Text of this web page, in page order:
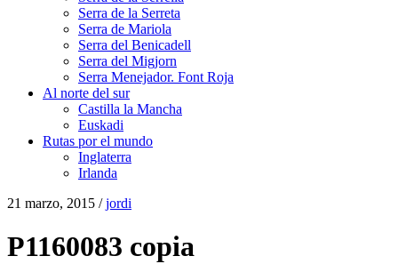
Serra de la Serreta
Serra de Mariola
Serra del Benicadell
Serra del Migjorn
Serra Menejador. Font Roja
Al norte del sur
Castilla la Mancha
Euskadi
Rutas por el mundo
Inglaterra
Irlanda
21 marzo, 2015 /jordi
P1160083 copia